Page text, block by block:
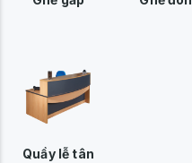
Quầy lễ tân